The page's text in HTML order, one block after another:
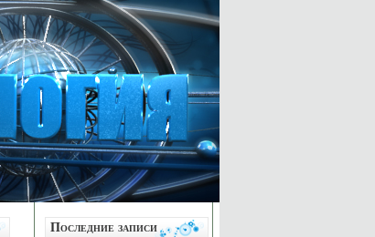
Последние записи